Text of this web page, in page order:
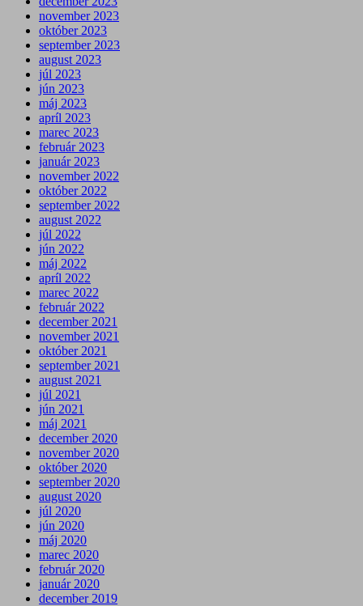
november 2023
október 2023
september 2023
august 2023
júl 2023
jún 2023
máj 2023
apríl 2023
marec 2023
február 2023
január 2023
november 2022
október 2022
september 2022
august 2022
júl 2022
jún 2022
máj 2022
apríl 2022
marec 2022
február 2022
december 2021
november 2021
október 2021
september 2021
august 2021
júl 2021
jún 2021
máj 2021
december 2020
november 2020
október 2020
september 2020
august 2020
júl 2020
jún 2020
máj 2020
marec 2020
február 2020
január 2020
december 2019